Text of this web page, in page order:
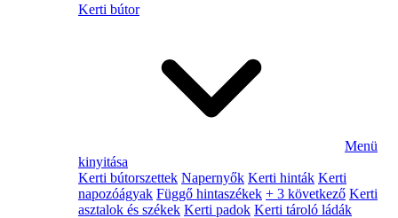
Kerti bútor
Menü
kinyitása
Kerti bútorszettek Napernyők Kerti hinták Kerti
napozóágyak Függő hintaszékek + 3 következő Kerti
asztalok és székek Kerti padok Kerti tároló ládák